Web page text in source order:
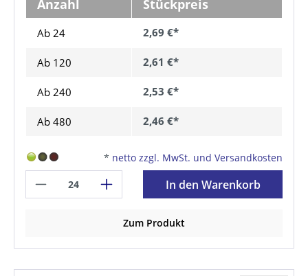
Anzahl Stückpreis
Ab 24 2,69 €*
Ab 120 2,61 €*
Ab 240 2,53 €*
Ab 480 2,46 €*
* netto zzgl. MwSt. und Versandkosten
In den Warenkorb
Zum Produkt